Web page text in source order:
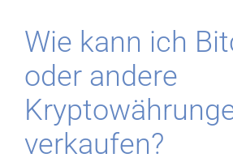
Wie kann ich
oder andere
verkaufen?